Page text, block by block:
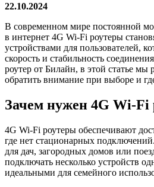
22.10.2024
В современном мире постоянной
в интернет 4G Wi-Fi роутеры
устройствами для пользователей,
скорость и стабильность
роутер от Билайн, в этой статье мы
обратить внимание при выборе и
Зачем нужен 4G Wi-Fi
4G Wi-Fi роутеры обеспечивают
где нет стационарных
для дач, загородных домов или
подключать несколько устройств
идеальными для семейного